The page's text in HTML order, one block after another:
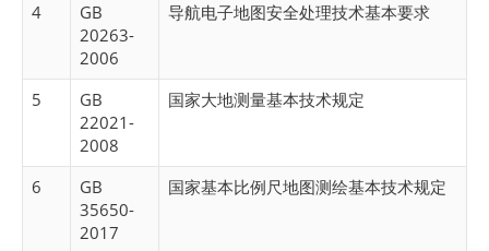
4
GB
20263-
2006
导航电子地图安全处理技术基本要求
5
GB
22021-
2008
国家大地测量基本技术规定
6
GB
35650-
2017
国家基本比例尺地图测绘基本技术规定